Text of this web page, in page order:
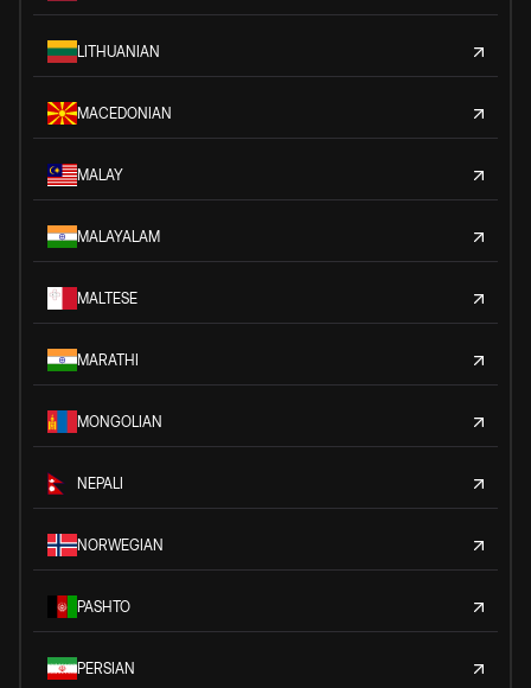
LITHUANIAN
MACEDONIAN
MALAY
MALAYALAM
MALTESE
MARATHI
MONGOLIAN
NEPALI
NORWEGIAN
PASHTO
PERSIAN